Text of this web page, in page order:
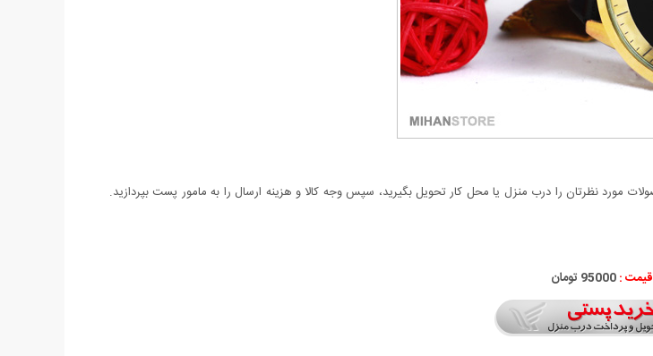
مورد نظرتان را درب منزل یا محل کار تحویل بگیرید، سپس وجه کالا و هزینه ارسال را به مامور پست بپردازید.
قیمت : 95000 تومان